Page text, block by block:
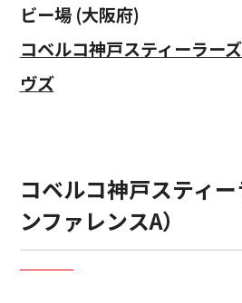
ビー場 (大阪府)
コベルコ神戸スティーラー
ヴズ
コベルコ神戸スティ
ンファレンスA）